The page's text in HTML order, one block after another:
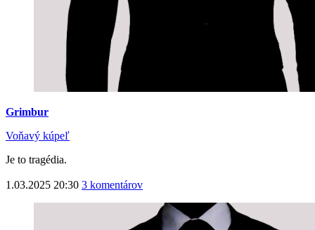
Grimbur
Voňavý kúpeľ
Je to tragédia.
1.03.2025 20:30 3 komentárov